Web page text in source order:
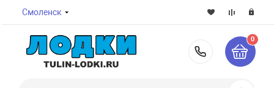
Смоленск
8-800-
0